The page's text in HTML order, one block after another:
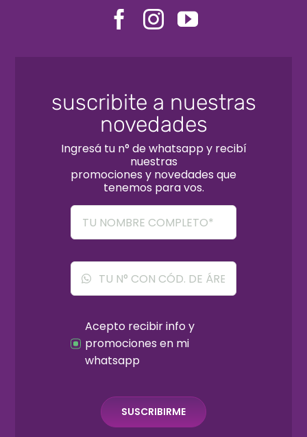
suscribite a nuestras
novedades
Ingresá tu n° de whatsapp y recibí
nuestras
promociones y novedades que
tenemos para vos.
Acepto recibir info y
promociones en mi
whatsapp
SUSCRIBIRME